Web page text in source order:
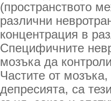
(пространството
различни
концентрация в
Специфичните
мозъка да
Частите от
депресията, са